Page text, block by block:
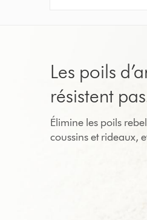
Les poils
résistent
Élimine les poils
coussins et rideaux,